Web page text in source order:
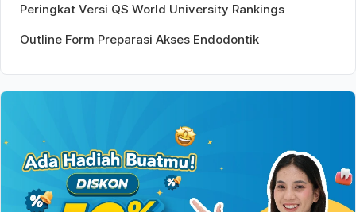
Peringkat Versi QS World University Rankings
Outline Form Preparasi Akses Endodontik